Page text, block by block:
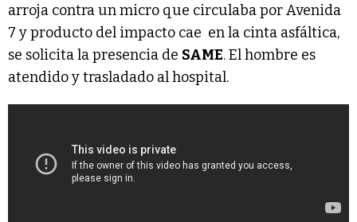
arroja contra un micro que circulaba por Avenida
7 y producto del impacto cae en la cinta asfáltica,
se solicita la presencia de SAME. El hombre es
atendido y trasladado al hospital.